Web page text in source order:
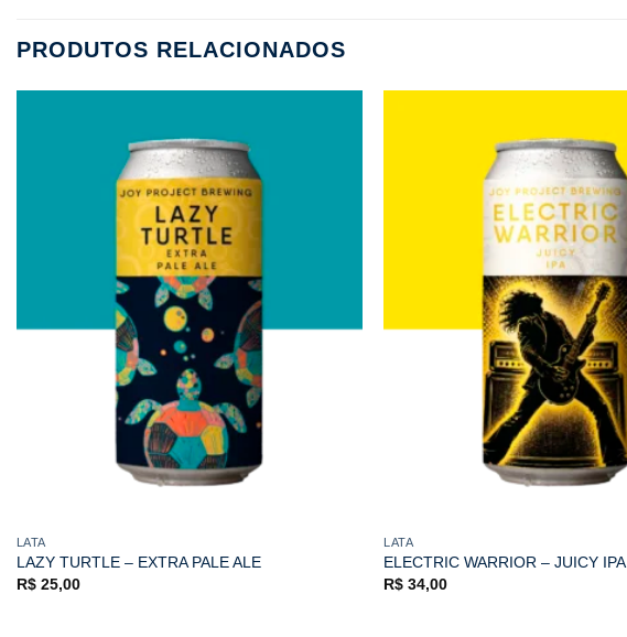
PRODUTOS RELACIONADOS
LATA
LAZY TURTLE – EXTRA PALE ALE
R$25,00
LATA
ELECTRIC WARRIOR – JUICY IPA
R$ 34,00